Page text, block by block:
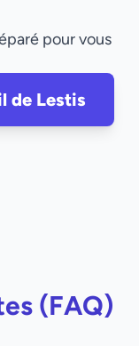
pour vous
de Lestis
(FAQ)